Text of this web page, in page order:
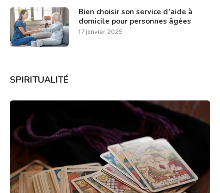
Bien choisir son service d’aide à
domicile pour personnes âgées
17 janvier 2025
SPIRITUALITÉ